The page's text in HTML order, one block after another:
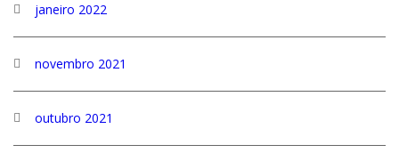
janeiro 2022
novembro 2021
outubro 2021